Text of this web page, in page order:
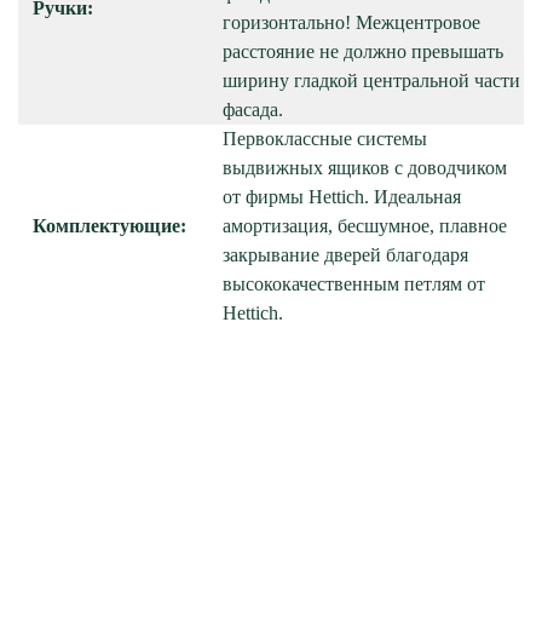
Ручки:
горизонтально! Межцентровое
расстояние не должно превышать
ширину гладкой центральной части
фасада.
Комплектующие:
Первоклассные системы
выдвижных ящиков с доводчиком
от фирмы Hettich. Идеальная
амортизация, бесшумное, плавное
закрывание дверей благодаря
высококачественным петлям от
Hettich.